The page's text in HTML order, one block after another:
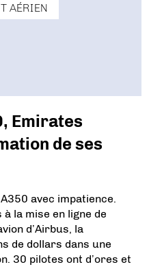
AÉRIEN
Emirates
de ses
avec impatience.
la mise en ligne de
d’Airbus, la
de dollars dans une
30 pilotes ont d’ores et